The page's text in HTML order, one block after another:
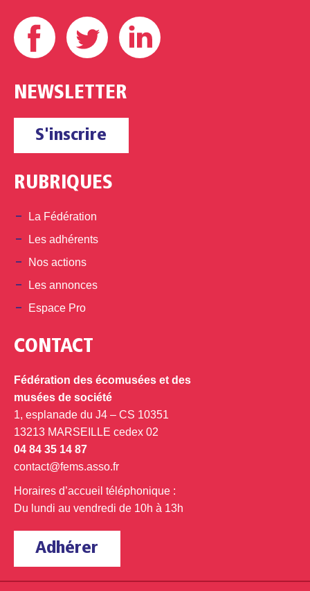
Facebook Twitter
NEWSLETTER
S'inscrire
RUBRIQUES
La Fédération
Les adhérents
Nos actions
Les annonces
Espace Pro
CONTACT
Fédération des écomusées et des
musées de société
1, esplanade du J4 – CS 10351
13213 MARSEILLE cedex 02
04 84 35 14 87
contact@fems.asso.fr
Horaires d’accueil téléphonique :
Du lundi au vendredi de 10h à 13h
Adhérer